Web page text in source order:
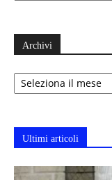
Archivi
Archivi
Ultimi articoli